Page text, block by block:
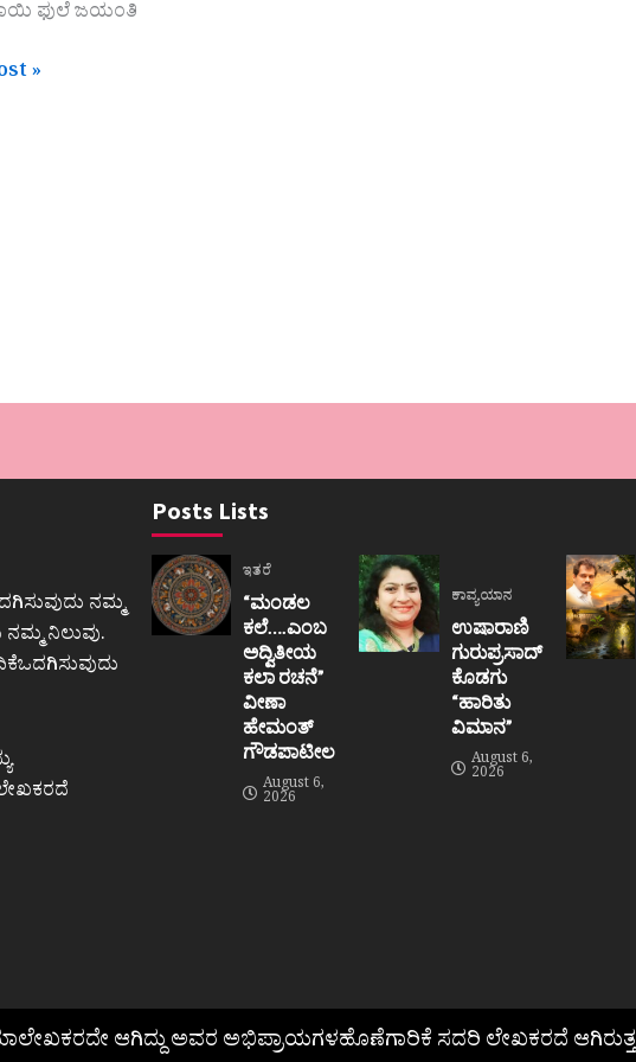
ಫುಲೆ ಜಯಂತಿ
»
ನಮ್ಮ
ನಿಲುವು.
Posts Lists
ಇತರೆ
“ಮಂಡಲ
ಕಲೆ….ಎಂಬ
ಅದ್ವಿತೀಯ
ಕಲಾ ರಚನೆ”‌
ವೀಣಾ
ಹೇಮಂತ್‌
ಗೌಡಪಾಟೀಲ
August 6,
2026
ಕಾವ್ಯಯಾನ
ಉಷಾರಾಣಿ
ಗುರುಪ್ರಸಾದ್
ಕೊಡಗು
“ಹಾರಿತು
ವಿಮಾನ”
August 6,
2026
ಆಗಿದ್ದು ಅವರ ಅಭಿಪ್ರಾಯಗಳಹೊಣೆಗಾರಿಕೆ ಸದರಿ ಲೇಖಕರದೆ